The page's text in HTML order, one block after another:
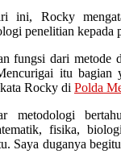
ini, Rocky
penelitian kepada
fungsi dari metode
itu bagian
Rocky di Polda
metodologi
fisika,
Saya duganya